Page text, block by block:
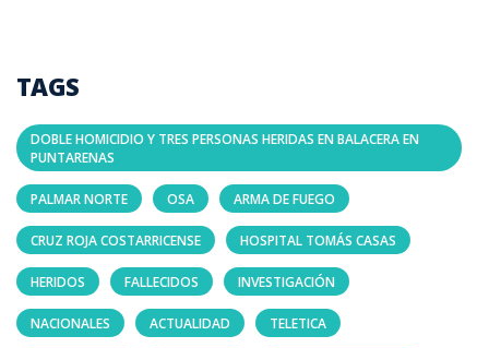
TAGS
DOBLE HOMICIDIO Y TRES PERSONAS HERIDAS EN BALACERA EN
PUNTARENAS
PALMAR NORTE OSA ARMA DE FUEGO
CRUZ ROJA COSTARRICENSE HOSPITAL TOMÁS CASAS
HERIDOS FALLECIDOS INVESTIGACIÓN
NACIONALES ACTUALIDAD TELETICA